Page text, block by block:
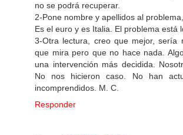
no se podrá recuperar.
2-Pone nombre y apellidos al
Es el euro y es Italia. El problema está
3-Otra lectura, creo que mejor, sería
que mira pero que no hace nada.
una intervención más decidida.
No nos hicieron caso. No han
incomprendidos. M. C.
Responder